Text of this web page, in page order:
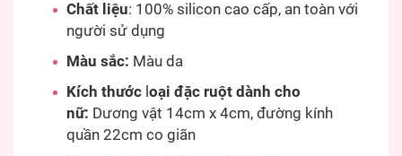
Chất liệu: 100% silicon cao cấp, an toàn với
người sử dụng
Màu sắc: Màu da
Kích thước oại đặc ruột dành cho
nữ: Dương vật 14cm x 4cm, đường kính
quần 22cm co giãn